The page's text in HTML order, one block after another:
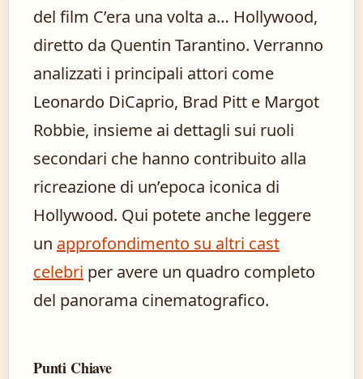
del film C’era una volta a… Hollywood,
diretto da Quentin Tarantino. Verranno
analizzati i principali attori come
Leonardo DiCaprio, Brad Pitt e Margot
Robbie, insieme ai dettagli sui ruoli
secondari che hanno contribuito alla
ricreazione di un’epoca iconica di
Hollywood. Qui potete anche leggere
un approfondimento su altri cast
celebri per avere un quadro completo
del panorama cinematografico.
Punti Chiave